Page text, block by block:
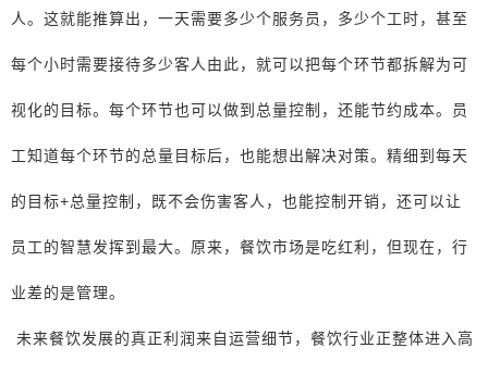
人。这就能推算出，一天需要多少个服务员，多少个工时，甚至
每个小时需要接待多少客人由此，就可以把每个环节都拆解为可
视化的目标。每个环节也可以做到总量控制，还能节约成本。员
工知道每个环节的总量目标后，也能想出解决对策。精细到每天
的目标+总量控制，既不会伤害客人，也能控制开销，还可以让
员工的智慧发挥到最大。原来，餐饮市场是吃红利，但现在，行
业差的是管理。
未来餐饮发展的真正利润来自运营细节，餐饮行业正整体进入高